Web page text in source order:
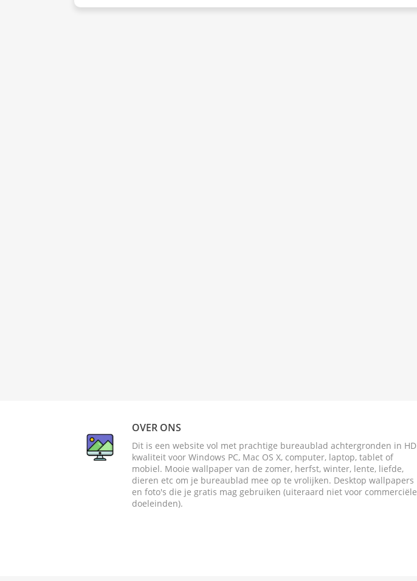
OVER ONS
Dit is een website vol met prachtige bureaublad achtergronden in HD
kwaliteit voor Windows PC, Mac OS X, computer, laptop, tablet of
mobiel. Mooie wallpaper van de zomer, herfst, winter, lente, liefde,
dieren etc om je bureaublad mee op te vrolijken. Desktop wallpapers
en foto's die je gratis mag gebruiken (uiteraard niet voor commerciële
doeleinden).